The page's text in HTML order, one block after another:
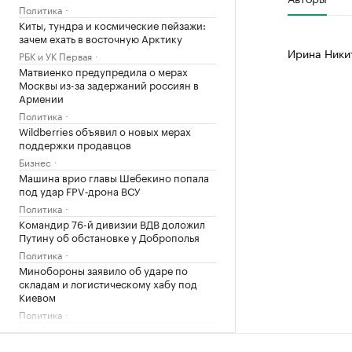
Политика
Киты, тундра и космические пейзажи:
зачем ехать в восточную Арктику
РБК и УК Первая
Матвиенко предупредила о мерах
Москвы из-за задержаний россиян в
Армении
Политика
Wildberries объявил о новых мерах
поддержки продавцов
Бизнес
Машина врио главы Шебекино попала
под удар FPV‑дрона ВСУ
Политика
Командир 76-й дивизии ВДВ доложил
Путину об обстановке у Доброполья
Политика
Минобороны заявило об ударе по
складам и логистическому хабу под
Киевом
Политика
Минфин оценит учет расходов
Ирина